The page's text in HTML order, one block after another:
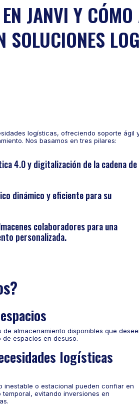
JANVI Y
SOLUCIONES
logísticas, ofreciendo soporte ágil
Nos basamos en tres pilares:
4.0 y digitalización de la cadena de
dinámico y eficiente para su
colaboradores para una
personalizada.
almacenamiento disponibles que
espacios en desuso.
logísticas
inestable o estacional pueden confiar en
evitando inversiones en